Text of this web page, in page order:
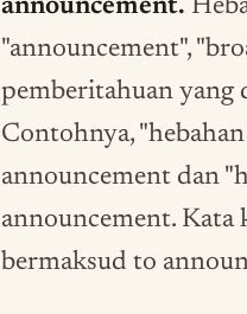
announcement.
"announcement",
pemberitahuan yang
Contohnya,
announcement dan
announcement. Kata
bermaksud to